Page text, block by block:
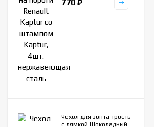
нержавеющая сталь
770 ₽
Чехол для зонта трость
с лямкой Шоколадный